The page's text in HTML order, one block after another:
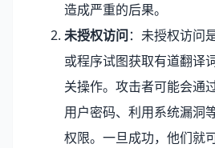
造成严重的后果。
未授权访问：未授权访问
或程序试图获取有道翻译
关操作。攻击者可能会通
用户密码、利用系统漏洞
权限。一旦成功，他们就